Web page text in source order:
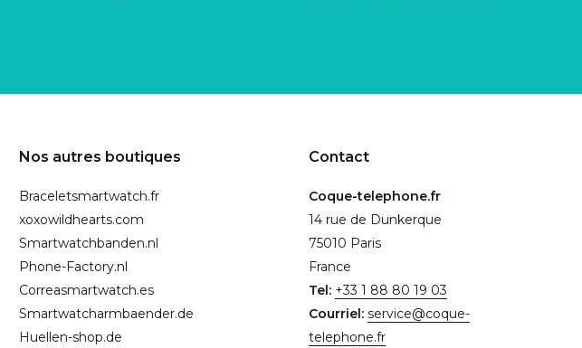
Nos autres boutiques
Braceletsmartwatch.fr
xoxowildhearts.com
Smartwatchbanden.nl
Phone-Factory.nl
Correasmartwatch.es
Smartwatcharmbaender.de
Huellen-shop.de
Contact
Coque-telephone.fr
14 rue de Dunkerque
75010 Paris
France
Tel: +33 1 88 80 19 03
Courriel: service@coque-
telephone.fr